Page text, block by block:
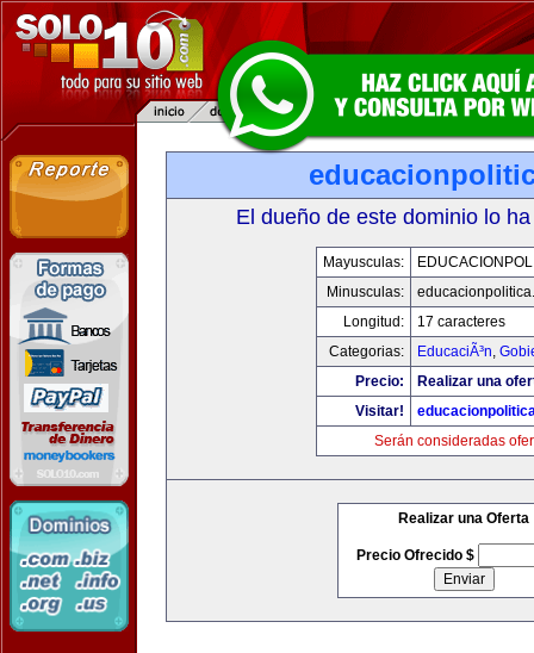
El dueño de este dominio lo
Mayusculas:
Minusculas:
Longitud:
17 caracteres
Categorias:
EducaciÃ³n,
Precio:
Realizar una
Visitar!
Serán consideradas
Realizar una Oferta
Precio Ofrecido $